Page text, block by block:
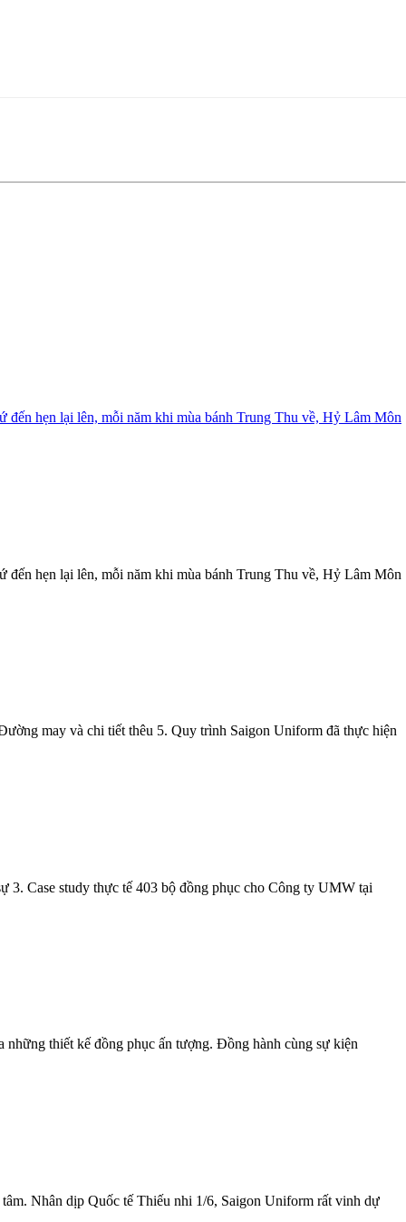
đến hẹn lại lên, mỗi năm khi mùa bánh Trung Thu về, Hỷ Lâm Môn
đến hẹn lại lên, mỗi năm khi mùa bánh Trung Thu về, Hỷ Lâm Môn
may và chi tiết thêu 5. Quy trình Saigon Uniform đã thực hiện
3. Case study thực tế 403 bộ đồng phục cho Công ty UMW tại
thiết kế đồng phục ấn tượng. Đồng hành cùng sự kiện
Nhân dịp Quốc tế Thiếu nhi 1/6, Saigon Uniform rất vinh dự